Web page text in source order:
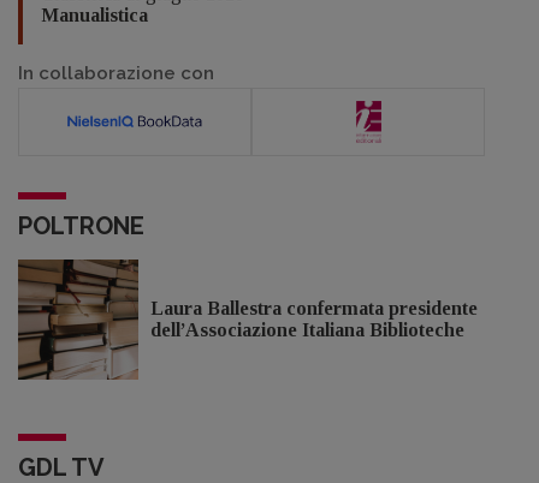
Manualistica
In collaborazione con
POLTRONE
Laura Ballestra confermata presidente
dell’Associazione Italiana Biblioteche
GDL TV